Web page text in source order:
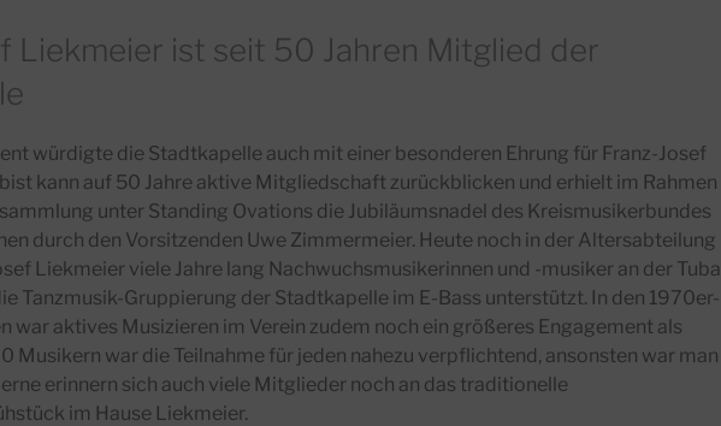
Liekmeier ist seit 50 Jahren Mitglied der
würdigte die Stadtkapelle auch mit einer besonderen Ehrung für Franz-Josef
kann auf 50 Jahre aktive Mitgliedschaft zurückblicken und erhielt im Rahmen
unter Standing Ovations die Jubiläumsnadel des Kreismusikerbundes
durch den Vorsitzenden Uwe Zimmermeier. Heute noch in der Altersabteilung
Liekmeier viele Jahre lang Nachwuchsmusikerinnen und -musiker an der Tuba
Tanzmusik-Gruppierung der Stadtkapelle im E-Bass unterstützt. In den 1970er-
war aktives Musizieren im Verein zudem noch ein größeres Engagement als
Musikern war die Teilnahme für jeden nahezu verpflichtend, ansonsten war man
erinnern sich auch viele Mitglieder noch an das traditionelle
im Hause Liekmeier.